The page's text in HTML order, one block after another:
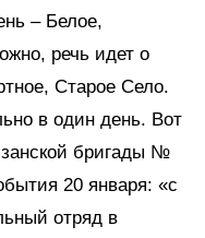
– Белое,
речь идет о
Старое Село.
в один день. Вот
бригады №
20 января: «с
отряд в